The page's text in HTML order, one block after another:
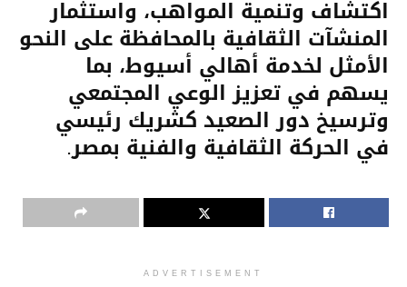
اكتشاف وتنمية المواهب، واستثمار
المنشآت الثقافية بالمحافظة على النحو
الأمثل لخدمة أهالي أسيوط، بما
يسهم في تعزيز الوعي المجتمعي
وترسيخ دور الصعيد كشريك رئيسي
في الحركة الثقافية والفنية بمصر.
ADVERTISEMENT